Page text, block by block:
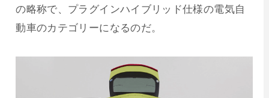
の略称で、プラグインハイブリッド仕様の電気自
動車のカテゴリーになるのだ。